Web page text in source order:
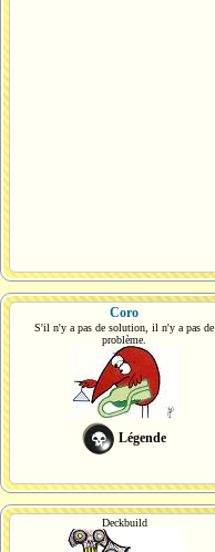
Coro
S'il n'y a pas de solution, il n'y a pas de
problème.
Légende
Deckbuild